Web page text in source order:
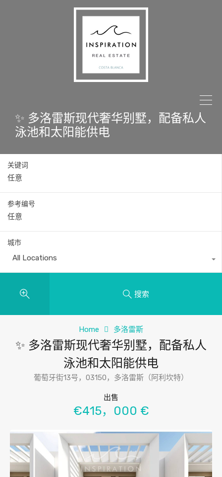
✨ 多洛雷斯现代奢华别墅，配备私人
泳池和太阳能供电
关键词
参考编号
城市
All Locations
搜索
Home 多洛雷斯
✨ 多洛雷斯现代奢华别墅，配备私人
泳池和太阳能供电
葡萄牙街13号，03150，多洛雷斯（阿利坎特）
出售
€415，000 €